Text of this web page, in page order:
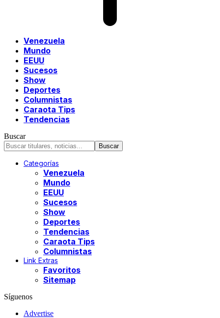
Venezuela
Mundo
EEUU
Sucesos
Show
Deportes
Columnistas
Caraota Tips
Tendencias
Buscar
Categorías
Venezuela
Mundo
EEUU
Sucesos
Show
Deportes
Tendencias
Caraota Tips
Columnistas
Link Extras
Favoritos
Sitemap
Síguenos
Advertise